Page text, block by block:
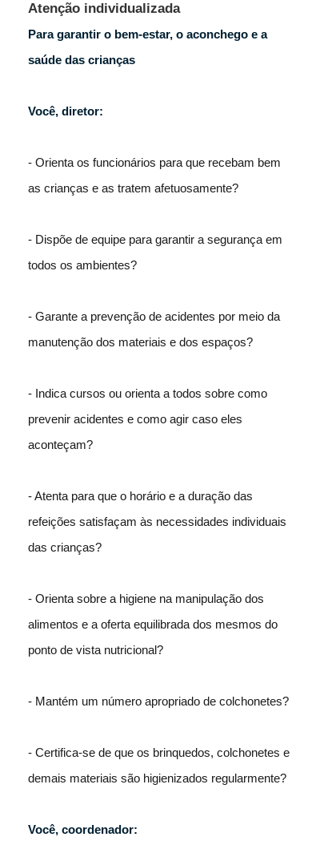
Atenção individualizada
Para garantir o bem-estar, o aconchego e a
saúde das crianças
Você, diretor:
- Orienta os funcionários para que recebam bem
as crianças e as tratem afetuosamente?
- Dispõe de equipe para garantir a segurança em
todos os ambientes?
- Garante a prevenção de acidentes por meio da
manutenção dos materiais e dos espaços?
- Indica cursos ou orienta a todos sobre como
prevenir acidentes e como agir caso eles
aconteçam?
- Atenta para que o horário e a duração das
refeições satisfaçam às necessidades individuais
das crianças?
- Orienta sobre a higiene na manipulação dos
alimentos e a oferta equilibrada dos mesmos do
ponto de vista nutricional?
- Mantém um número apropriado de colchonetes?
- Certifica-se de que os brinquedos, colchonetes e
demais materiais são higienizados regularmente?
Você, coordenador: